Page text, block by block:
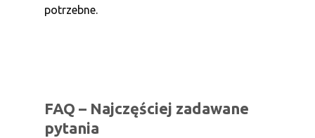
potrzebne.
FAQ – Najczęściej zadawane
pytania